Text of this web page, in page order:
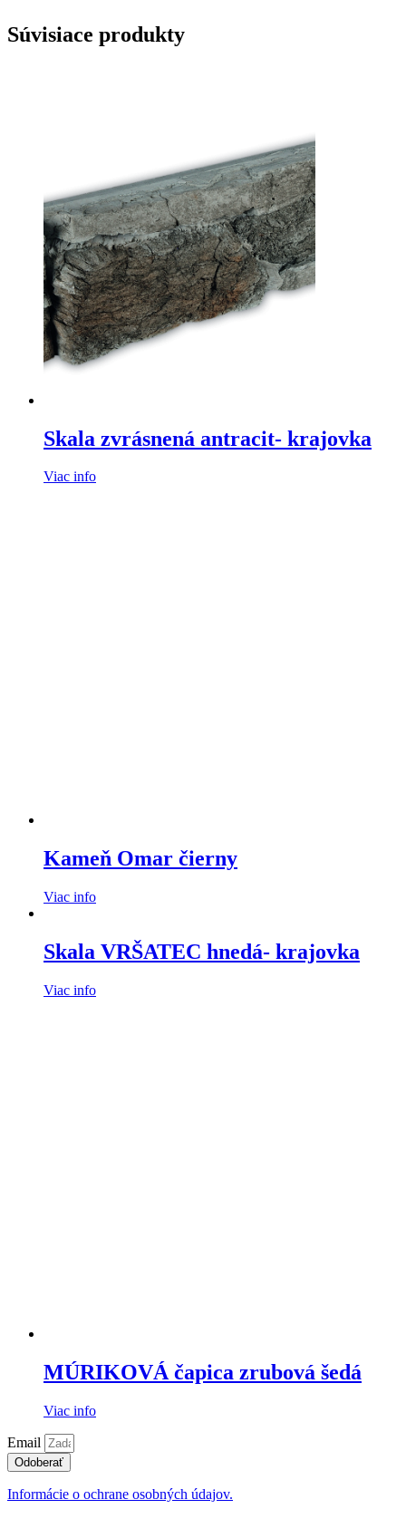
Súvisiace produkty
Skala zvrásnená antracit- krajovka
Viac info
Kameň Omar čierny
Viac info
Skala VRŠATEC hnedá- krajovka
Viac info
MÚRIKOVÁ čapica zrubová šedá
Viac info
Email
Odoberať
Informácie o ochrane osobných údajov.